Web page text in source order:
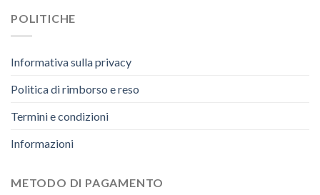
POLITICHE
Informativa sulla privacy
Politica di rimborso e reso
Termini e condizioni
Informazioni
METODO DI PAGAMENTO